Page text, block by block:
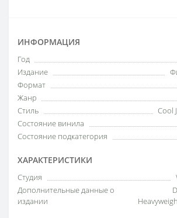
ИНФОРМАЦИЯ
Год
Издание
Формат
Жанр
Стиль
Cool
Состояние винила
Состояние подкатегория
ХАРАКТЕРИСТИКИ
Студия
Дополнительные данные о
издании